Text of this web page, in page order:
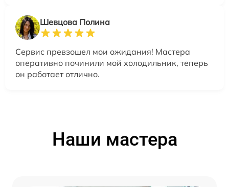
Шевцова Полина
Сервис превзошел мои ожидания! Мастера
оперативно починили мой холодильник, теперь
он работает отлично.
Наши мастера